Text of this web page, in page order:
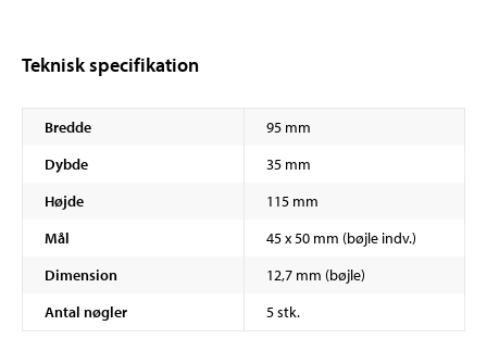
Teknisk specifikation
Bredde
95 mm
Dybde
35 mm
Højde
115 mm
Mål
45 x 50 mm (bøjle indv.)
Dimension
12,7 mm (bøjle)
Antal nøgler
5 stk.